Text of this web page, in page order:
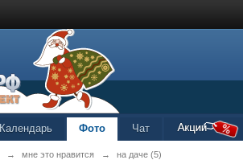
Календарь Фото Чат
→ мне это нравится → на даче (5)